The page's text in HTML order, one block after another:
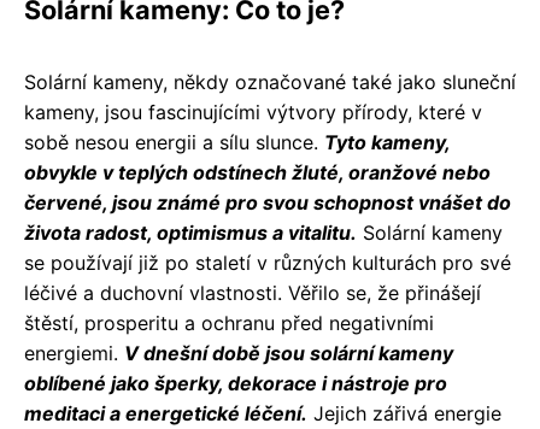
Solární kameny: Co to je?
Solární kameny, někdy označované také jako sluneční
kameny, jsou fascinujícími výtvory přírody, které v
sobě nesou energii a sílu slunce. Tyto kameny,
obvykle v teplých odstínech žluté, oranžové nebo
červené, jsou známé pro svou schopnost vnášet do
života radost, optimismus a vitalitu. Solární kameny
se používají již po staletí v různých kulturách pro své
léčivé a duchovní vlastnosti. Věřilo se, že přinášejí
štěstí, prosperitu a ochranu před negativními
energiemi. V dnešní době jsou solární kameny
oblíbené jako šperky, dekorace i nástroje pro
meditaci a energetické léčení. Jejich zářivá energie